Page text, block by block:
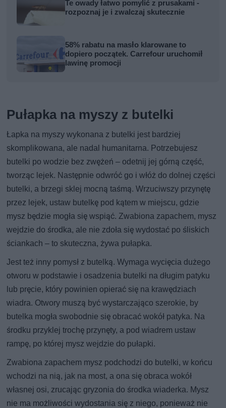
Te owady łatwo pomylić z prusakami -
rozpoznaj je i zwalczaj skutecznie
58% rabatu na masło klarowane to
dopiero początek. Carrefour uruchomił
lawinę promocji
Pułapka na myszy z butelki
Łapka na myszy wykonana z butelki jest bardziej
skomplikowana, ale nadal humanitarna. Potrzebujesz
butelki po wodzie bez zwężeń – odetnij jej górną część,
tworząc lejek. Następnie odwróć go i włóż do dolnej części
butelki, a brzegi sklej mocną taśmą. Wrzuciwszy przynętę
przez lejek, ustaw butelkę pod kątem w miejscu, gdzie
mysz będzie mogła się wspiąć. Zwabiona zapachem, mysz
wejdzie do środka, ale nie zdoła się wydostać po śliskich
ściankach – to skuteczna, żywa pułapka.
Jest też inny pomysł z butelką. Wymaga wycięcia dużego
otworu w podstawie i osadzenia butelki na długim patyku
lub pręcie, który powinien opierać się na krawędziach
wiadra. Otwory muszą być wystarczająco szerokie, by
butelka mogła swobodnie się obracać wokół patyka. Na
środku przyklej trochę przynęty, a pod wiadrem ustaw
rampę, po której mysz wejdzie do pułapki.
Zwabiona zapachem mysz podchodzi do butelki, w końcu
wchodzi na nią, jak na most, a ona się obraca wokół
własnej osi, zrucając gryzonia do środka wiaderka. Mysz
nie ma możliwości wydostania się z niego, ponieważ nie